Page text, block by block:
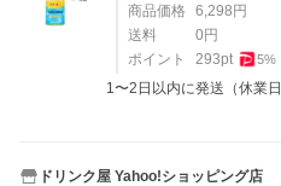
商品価格 6,298円
送料
0円
ポイント
293pt 5%
1〜2日以内に発送（休業日
ドリンク屋 Yahoo!ショッピング店